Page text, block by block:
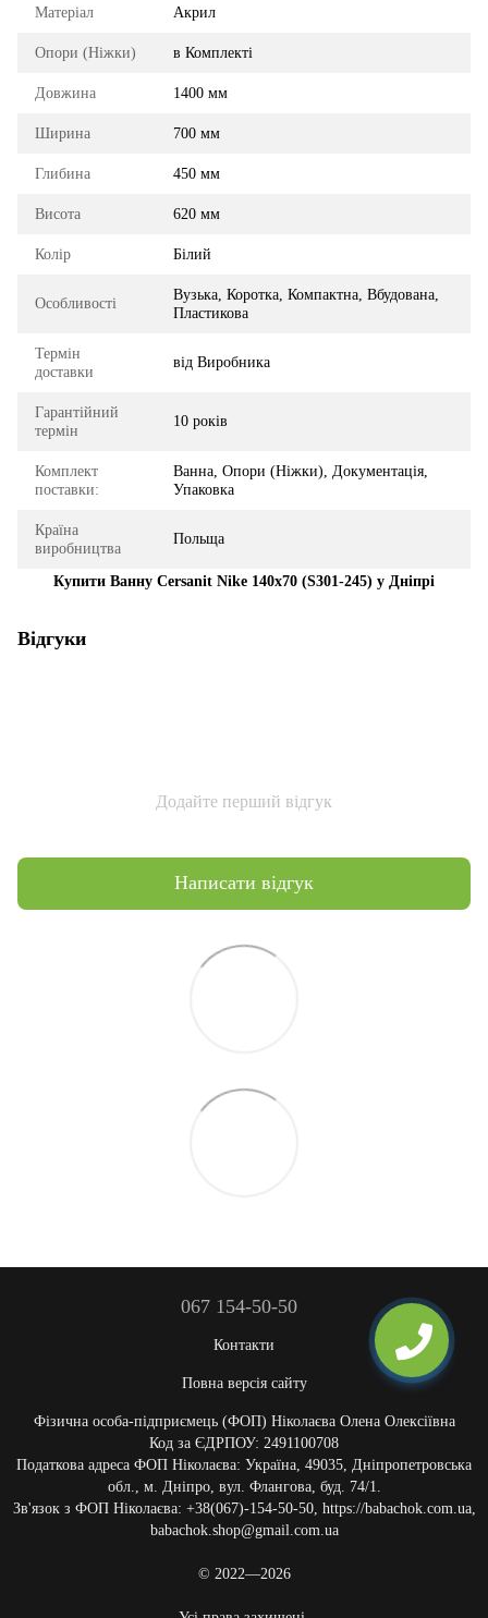
Матеріал Акрил
Опори (Ніжки) в Комплекті
Довжина 1400 мм
Ширина 700 мм
Глибина 450 мм
Висота 620 мм
Колір Білий
Особливості
Вузька, Коротка, Компактна, Вбудована,
Пластикова
Термін
доставки
від Виробника
Гарантійний
термін
10 років
Комплект
поставки:
Ванна, Опори (Ніжки), Документація,
Упаковка
Країна
виробництва
Польща
Купити Ванну Cersanit Nike 140x70 (S301-245) у Дніпрі
Відгуки
Додайте перший відгук
Написати відгук
067 154-50-50
Контакти
Повна версія сайту
Фізична особа-підприємець (ФОП) Ніколаєва Олена Олексіївна
Код за ЄДРПОУ: 2491100708
Податкова адреса ФОП Ніколаєва: Україна, 49035, Дніпропетровська
обл., м. Дніпро, вул. Флангова, буд. 74/1.
Зв'язок з ФОП Ніколаєва: +38(067)-154-50-50, https://babachok.com.ua,
babachok.shop@gmail.com.ua
© 2022—2026